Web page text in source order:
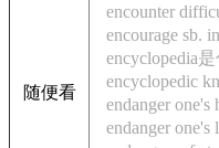
随便看
encounter
encourage sb.
encyclopedia
encyclopedic
endanger
endanger